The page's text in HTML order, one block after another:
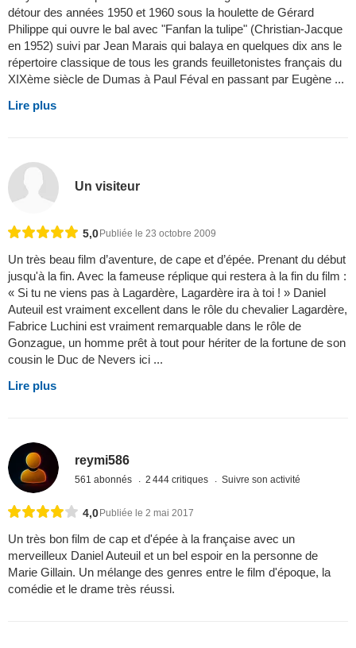
détour des années 1950 et 1960 sous la houlette de Gérard
Philippe qui ouvre le bal avec "Fanfan la tulipe" (Christian-Jacque
en 1952) suivi par Jean Marais qui balaya en quelques dix ans le
répertoire classique de tous les grands feuilletonistes français du
XIXème siècle de Dumas à Paul Féval en passant par Eugène ...
Lire plus
Un visiteur
5,0Publiée le 23 octobre 2009
Un très beau film d’aventure, de cape et d’épée. Prenant du début
jusqu'à la fin. Avec la fameuse réplique qui restera à la fin du film :
« Si tu ne viens pas à Lagardère, Lagardère ira à toi ! » Daniel
Auteuil est vraiment excellent dans le rôle du chevalier Lagardère,
Fabrice Luchini est vraiment remarquable dans le rôle de
Gonzague, un homme prêt à tout pour hériter de la fortune de son
cousin le Duc de Nevers ici ...
Lire plus
reymi586
561 abonnés 2 444 critiques Suivre son activité
4,0Publiée le 2 mai 2017
Un très bon film de cap et d'épée à la française avec un
merveilleux Daniel Auteuil et un bel espoir en la personne de
Marie Gillain. Un mélange des genres entre le film d'époque, la
comédie et le drame très réussi.